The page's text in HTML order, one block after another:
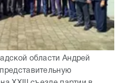
области Андрей